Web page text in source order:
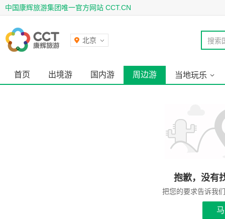
中国康辉旅游集团唯一官方网站 CCT.CN
北京 搜索
首页 出境游 国内游 周边游 当地玩乐
抱歉，没有
把您的要求告诉我